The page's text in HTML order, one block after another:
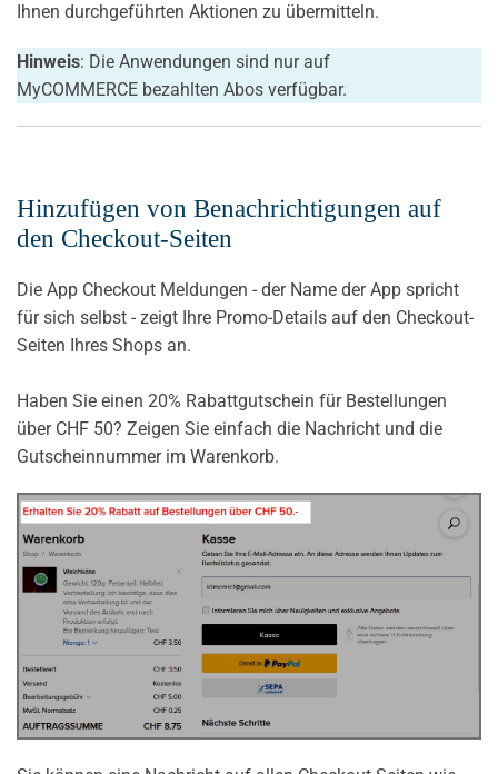
Ihnen durchgeführten Aktionen zu übermitteln.
Hinweis: Die Anwendungen sind nur auf
MyCOMMERCE bezahlten Abos verfügbar.
Hinzufügen von Benachrichtigungen auf
den Checkout-Seiten
Die App Checkout Meldungen - der Name der App spricht
für sich selbst - zeigt Ihre Promo-Details auf den Checkout-
Seiten Ihres Shops an.
Haben Sie einen 20% Rabattgutschein für Bestellungen
über CHF 50? Zeigen Sie einfach die Nachricht und die
Gutscheinnummer im Warenkorb.